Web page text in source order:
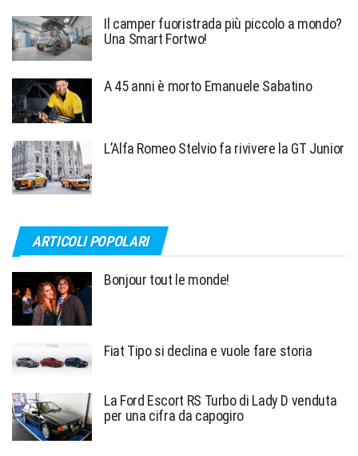
Il camper fuoristrada più piccolo a mondo?
Una Smart Fortwo!
A 45 anni è morto Emanuele Sabatino
L’Alfa Romeo Stelvio fa rivivere la GT Junior
ARTICOLI POPOLARI
Bonjour tout le monde!
Fiat Tipo si declina e vuole fare storia
La Ford Escort RS Turbo di Lady D venduta
per una cifra da capogiro